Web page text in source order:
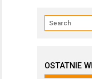
OSTATNIE